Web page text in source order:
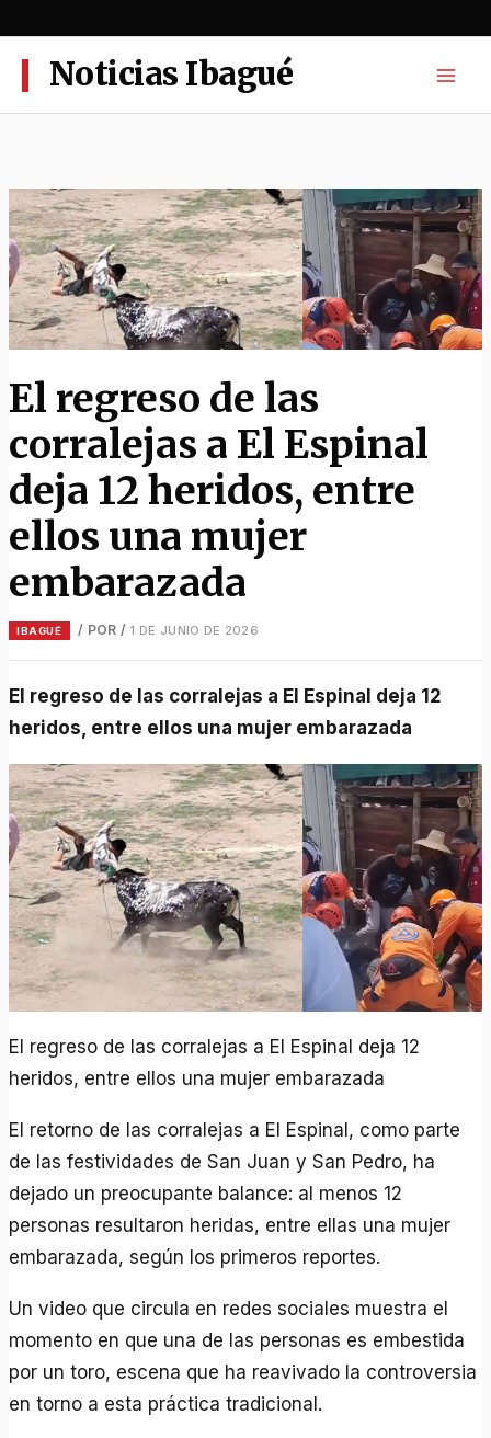
al
contenidoNoticias Ibagué
El regreso de las
corralejas a El Espinal
deja 12 heridos, entre
ellos una mujer
embarazada
IBAGUÉ / POR / 1 DE JUNIO DE 2026
El regreso de las corralejas a El Espinal deja 12
heridos, entre ellos una mujer embarazada
El regreso de las corralejas a El Espinal deja 12
heridos, entre ellos una mujer embarazada
El retorno de las corralejas a El Espinal, como parte
de las festividades de San Juan y San Pedro, ha
dejado un preocupante balance: al menos 12
personas resultaron heridas, entre ellas una mujer
embarazada, según los primeros reportes.
Un video que circula en redes sociales muestra el
momento en que una de las personas es embestida
por un toro, escena que ha reavivado la controversia
en torno a esta práctica tradicional.